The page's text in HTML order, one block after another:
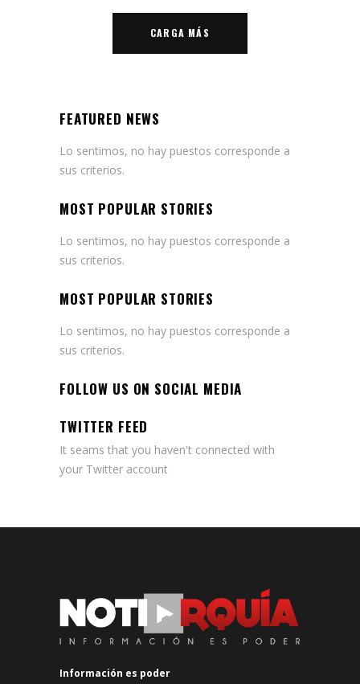
CARGA MÁS
FEATURED NEWS
Lo sentimos, no hay puestos corresponde a
sus criterios.
MOST POPULAR STORIES
Lo sentimos, no hay puestos corresponde a
sus criterios.
MOST POPULAR STORIES
Lo sentimos, no hay puestos corresponde a
sus criterios.
FOLLOW US ON SOCIAL MEDIA
TWITTER FEED
It seams that you haven't connected with
your Twitter account
Información es poder